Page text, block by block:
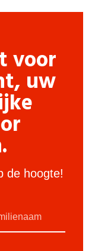
voor
uw
de hoogte!